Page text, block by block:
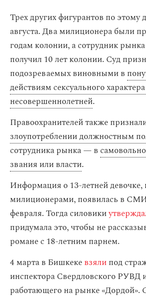
Трех других фигурантов по этому
августа. Два милиционера были
годам колонии, а сотрудник
получил 10 лет колонии. Суд
подозреваемых виновными в
действиям сексуального
несовершеннолетней.
Правоохранителей также
злоупотреблении должностным
сотрудника рынка — в
звания или власти.
Информация о 13-летней девочке,
милиционерами, появилась в
февраля. Тогда силовики
придумала это, чтобы не
романе с 18-летним парнем.
4 марта в Бишкекевзялипод
инспектора Свердловского РУВД
работающего на рынке «Дордой».